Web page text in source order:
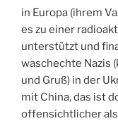
in Europa (ihrem
es zu einer
unterstützt und
waschechte Nazis
und Gruß) in der
mit China, das ist
offensichtlicher als